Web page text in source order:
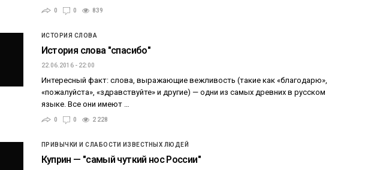
0 0 839
ИСТОРИЯ СЛОВА
История слова "спасибо"
22.06.2016 - 22:00
Интересный факт: слова, выражающие вежливость (такие как «благодарю»,
«пожалуйста», «здравствуйте» и другие) — одни из самых древних в русском
языке. Все они имеют …
0 0 2 228
ПРИВЫЧКИ И СЛАБОСТИ ИЗВЕСТНЫХ ЛЮДЕЙ
Куприн — "самый чуткий нос России"